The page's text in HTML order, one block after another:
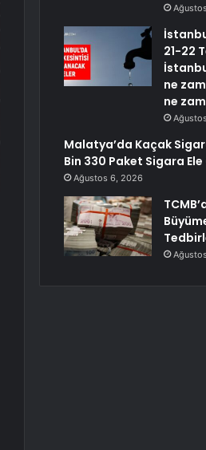
21-22
ne
ne
Malatya’da Kaçak
Bin 330 Paket Sigara
Ağustos 6, 2026